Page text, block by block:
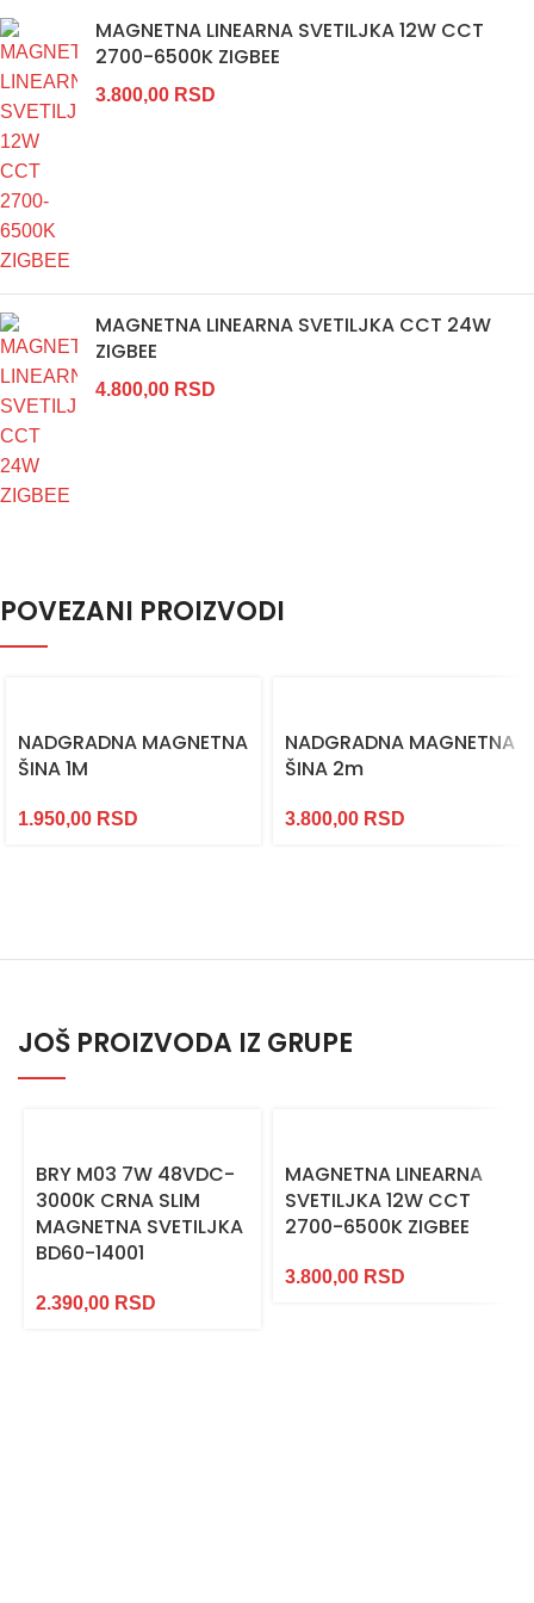
MAGNETNA LINEARNA SVETILJKA 12W CCT
2700-6500K ZIGBEE
3.800,00 RSD
MAGNETNA LINEARNA SVETILJKA CCT 24W
ZIGBEE
4.800,00 RSD
POVEZANI PROIZVODI
NADGRADNA MAGNETNA
ŠINA 1M
1.950,00 RSD
NADGRADNA MAGNETNA
ŠINA 2m
3.800,00 RSD
JOŠ PROIZVODA IZ GRUPE
BRY M03 7W 48VDC-
3000K CRNA SLIM
MAGNETNA SVETILJKA
BD60-14001
2.390,00 RSD
MAGNETNA LINEARNA
SVETILJKA 12W CCT
2700-6500K ZIGBEE
3.800,00 RSD